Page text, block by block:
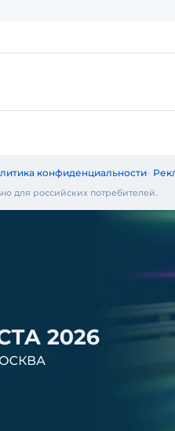
конфиденциальности
для российских потребителей.